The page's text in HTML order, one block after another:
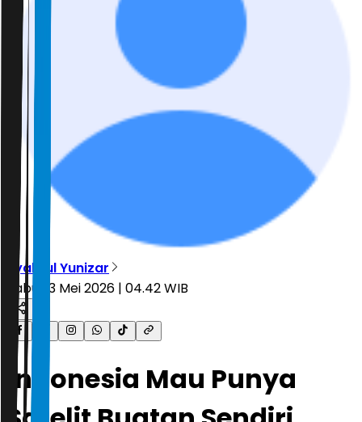
Syahrul Yunizar
Rabu, 13 Mei 2026 | 04.42 WIB
Indonesia Mau Punya